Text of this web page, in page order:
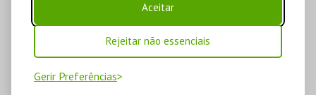
Aceitar
Rejeitar não essenciais
Gerir Preferências